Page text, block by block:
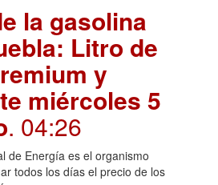
la gasolina
Litro de
y
miércoles 5
. 04:26
de Energía es el organismo
todos los días el precio de los